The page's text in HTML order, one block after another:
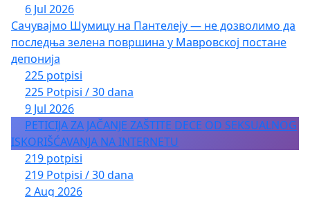
6 Jul 2026
Сачувајмо Шумицу на Пантелеју — не дозволимо да
последња зелена површина у Мавровској постане
депонија
225 potpisi
225 Potpisi / 30 dana
9 Jul 2026
PETICIJA ZA JAČANJE ZAŠTITE DECE OD SEKSUALNOG
ISKORIŠĆAVANJA NA INTERNETU
219 potpisi
219 Potpisi / 30 dana
2 Aug 2026